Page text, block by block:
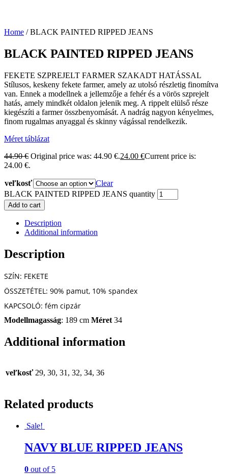
Home / BLACK PAINTED RIPPED JEANS
BLACK PAINTED RIPPED JEANS
FEKETE SZPREJELT FARMER SZAKADT HATÁSSAL
Stílusos, keskeny fekete farmer, amely az utolsó részletig finomítva
van. Ennek a modellnek a jellemzője a fehér és a vörös szprejelt
hatás, amely mindkét oldalon jelenik meg. A rippelt elülső része
kiegészíti a farmer összbenyomását. A nadrág nagyon kényelmes,
finom rugalmas anyaggal és skinny vágással rendelkezik.
Méret táblázat
44.90€ Original price was: 44.90 €.24.00 €Current price is:
24.00 €.
veľkosť
Clear
BLACK PAINTED RIPPED JEANS quantity
Add to cart
Description
Additional information
Description
SZÍN: FEKETE
ÖSSZETÉTEL: 90% pamut, 10% spandex
KAPCSOLÓ: fém cipzár
Modellmagasság: 189 cm Méret 34
Additional information
veľkosť 29, 30, 31, 32, 34, 36
Related products
Sale!
NAVY BLUE RIPPED JEANS
0 out of 5